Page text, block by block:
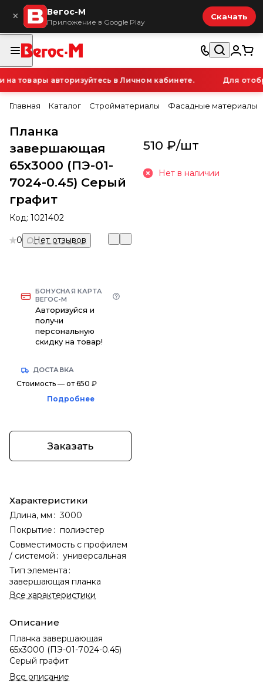
× Вегос-М
Приложение в Google Play
Скачать
товары авторизуйтесь в Личном кабинете. Для
Главная Каталог Стройматериалы Фасадные материалы
Планка
завершающая
65х3000 (ПЭ-01-
7024-0.45) Серый
графит
Код: 1021402
0 Нет отзывов
БОНУСНАЯ КАРТА
ВЕГОС-М
Авторизуйся и
получи
персональную
скидку на товар!
ДОСТАВКА
Стоимость — от 650 ₽
Подробнее
Заказать
Характеристики
Длина, мм : 3000
Покрытие : полиэстер
Совместимость с профилем
/ системой : универсальная
Тип элемента :
завершающая планка
Все характеристики
Описание
Планка завершающая
65х3000 (ПЭ-01-7024-0.45)
Серый графит
Все описание
510 ₽/шт
Нет в наличии